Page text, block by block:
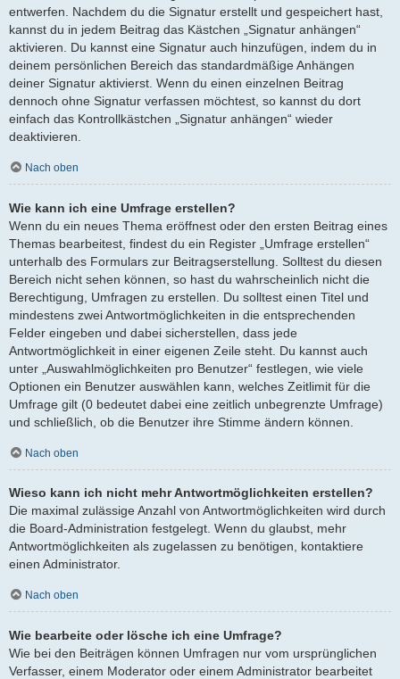
entwerfen. Nachdem du die Signatur erstellt und gespeichert hast,
kannst du in jedem Beitrag das Kästchen „Signatur anhängen“
aktivieren. Du kannst eine Signatur auch hinzufügen, indem du in
deinem persönlichen Bereich das standardmäßige Anhängen
deiner Signatur aktivierst. Wenn du einen einzelnen Beitrag
dennoch ohne Signatur verfassen möchtest, so kannst du dort
einfach das Kontrollkästchen „Signatur anhängen“ wieder
deaktivieren.
Nach oben
Wie kann ich eine Umfrage erstellen?
Wenn du ein neues Thema eröffnest oder den ersten Beitrag eines
Themas bearbeitest, findest du ein Register „Umfrage erstellen“
unterhalb des Formulars zur Beitragserstellung. Solltest du diesen
Bereich nicht sehen können, so hast du wahrscheinlich nicht die
Berechtigung, Umfragen zu erstellen. Du solltest einen Titel und
mindestens zwei Antwortmöglichkeiten in die entsprechenden
Felder eingeben und dabei sicherstellen, dass jede
Antwortmöglichkeit in einer eigenen Zeile steht. Du kannst auch
unter „Auswahlmöglichkeiten pro Benutzer“ festlegen, wie viele
Optionen ein Benutzer auswählen kann, welches Zeitlimit für die
Umfrage gilt (0 bedeutet dabei eine zeitlich unbegrenzte Umfrage)
und schließlich, ob die Benutzer ihre Stimme ändern können.
Nach oben
Wieso kann ich nicht mehr Antwortmöglichkeiten erstellen?
Die maximal zulässige Anzahl von Antwortmöglichkeiten wird durch
die Board-Administration festgelegt. Wenn du glaubst, mehr
Antwortmöglichkeiten als zugelassen zu benötigen, kontaktiere
einen Administrator.
Nach oben
Wie bearbeite oder lösche ich eine Umfrage?
Wie bei den Beiträgen können Umfragen nur vom ursprünglichen
Verfasser, einem Moderator oder einem Administrator bearbeitet